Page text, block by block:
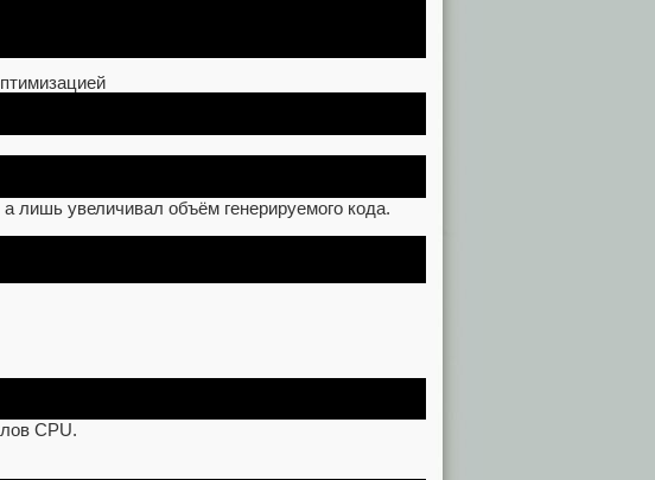
лишь увеличивал объём генерируемого кода.
CPU.